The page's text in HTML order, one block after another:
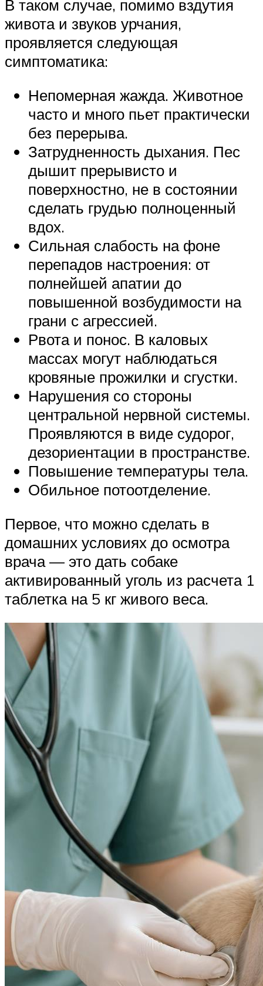
В таком случае, помимо вздутия
живота и звуков урчания,
проявляется следующая
симптоматика:
Непомерная жажда. Животное
часто и много пьет практически
без перерыва.
Затрудненность дыхания. Пес
дышит прерывисто и
поверхностно, не в состоянии
сделать грудью полноценный
вдох.
Сильная слабость на фоне
перепадов настроения: от
полнейшей апатии до
повышенной возбудимости на
грани с агрессией.
Рвота и понос. В каловых
массах могут наблюдаться
кровяные прожилки и сгустки.
Нарушения со стороны
центральной нервной системы.
Проявляются в виде судорог,
дезориентации в пространстве.
Повышение температуры тела.
Обильное потоотделение.
Первое, что можно сделать в
домашних условиях до осмотра
врача — это дать собаке
активированный уголь из расчета 1
таблетка на 5 кг живого веса.